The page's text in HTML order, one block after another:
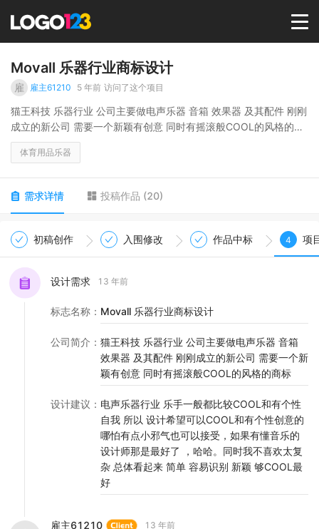
首页
选择套餐→
商标版权
LOGO
Movall 乐器行业商标设计
雇 雇主61210 5 年前 访问了这个项目
猫王科技 乐器行业 公司主要做电声乐器 音箱 效果器 及其配件 刚刚
成立的新公司 需要一个新颖有创意 同时有摇滚般COOL的风格的商
标
体育用品乐器
需求详情 投稿作品 (20)
初稿创作 入围修改 作品中标 4 项
设计需求 13 年前
标志名称 ： Movall 乐器行业商标设计
公司简介 ： 猫王科技 乐器行业 公司主要做电声乐器 音箱
效果器 及其配件 刚刚成立的新公司 需要一个新
颖有创意 同时有摇滚般COOL的风格的商标
设计建议 ： 电声乐器行业 乐手一般都比较COOL和有个性
自我 所以 设计希望可以COOL和有个性创意的
哪怕有点小邪气也可以接受，如果有懂音乐的
设计师那是最好了 ，哈哈。同时我不喜欢太复
杂 总体看起来 简单 容易识别 新颖 够COOL最
好
雇主61210 13 年前